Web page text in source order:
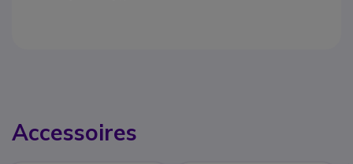
Accessoires